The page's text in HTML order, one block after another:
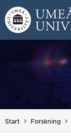
Hoppa direkt till
Huvudmenyn dold.
Start Forskning